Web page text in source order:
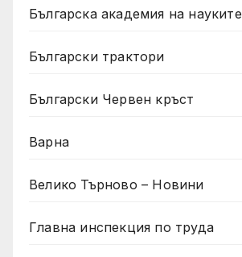
Българска академия на науките
Български трактори
Български Червен кръст
Варна
Велико Търново – Новини
Главна инспекция по труда